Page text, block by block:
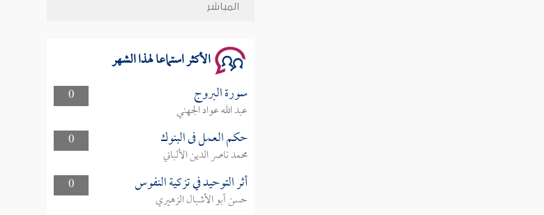
سلسلة محاضرات نفحات رمضانية
المباشر
الأكثر استماعا لهذا الشهر
0 سورة البروج
عبد الله عواد الجهني
0
حكم العمل فى البنوك
محمد ناصر الدين الألباني
0
أثر التوحيد في تزكية النفوس
حسن أبو الأشبال الزهيري